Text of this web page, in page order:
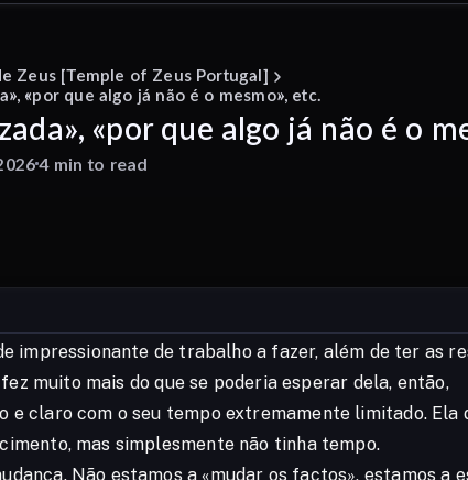
Zeus [Temple of Zeus Portugal]
«por que algo já não é o mesmo», etc.
«por que algo já não é o
4 min to read
impressionante de trabalho a fazer, além de ter as
muito mais do que se poderia esperar dela, então,
claro com o seu tempo extremamente limitado. Ela
mas simplesmente não tinha tempo.
Não estamos a «mudar os factos», estamos a